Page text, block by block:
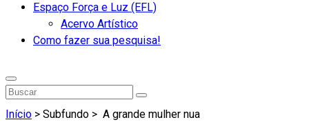
Espaço Força e Luz (EFL)
Acervo Artístico
Como fazer sua pesquisa!
Início > Subfundo > A grande mulher nua